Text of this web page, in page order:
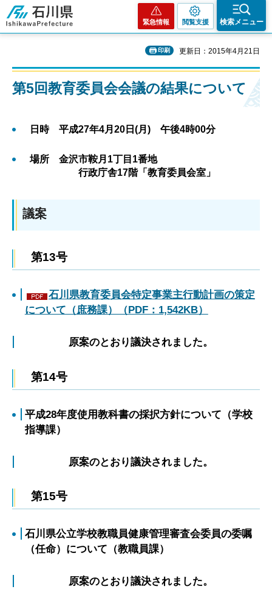
石川県
緊急情報 閲覧支援 検索メニュー
印刷 更新日：2015年4月21日
第5回教育委員会会議の結果について
日時 平成27年4月20日(月) 午後4時00分
場所 金沢市鞍月1丁目1番地
行政庁舎17階「教育委員会室」
議案
第13号
石川県教育委員会特定事業主行動計画の策定
について（庶務課）（PDF：1,542KB）
原案のとおり議決されました。
第14号
平成28年度使用教科書の採択方針について（学校
指導課）
原案のとおり議決されました。
第15号
石川県公立学校教職員健康管理審査会委員の委嘱
（任命）について（教職員課）
原案のとおり議決されました。